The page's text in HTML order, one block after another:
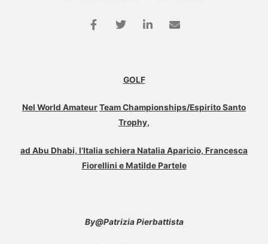
GOLF
Nel World AmateurTeam Championships/Espirito Santo
Trophy,
ad Abu Dhabi, l’Italia schiera Natalia Aparicio, Francesca
Fiorellini e Matilde Partele
By@Patrizia Pierbattista